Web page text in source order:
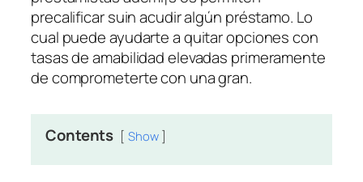
precalificar suin acudir algún préstamo. Lo
cual puede ayudarte a quitar opciones con
tasas de amabilidad elevadas primeramente
de comprometerte con una gran.
Contents Show